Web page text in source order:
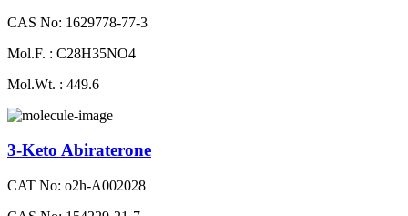
CAS No: 1629778-77-3
Mol.F. : C28H35NO4
Mol.Wt. : 449.6
3-Keto Abiraterone
CAT No: o2h-A002028